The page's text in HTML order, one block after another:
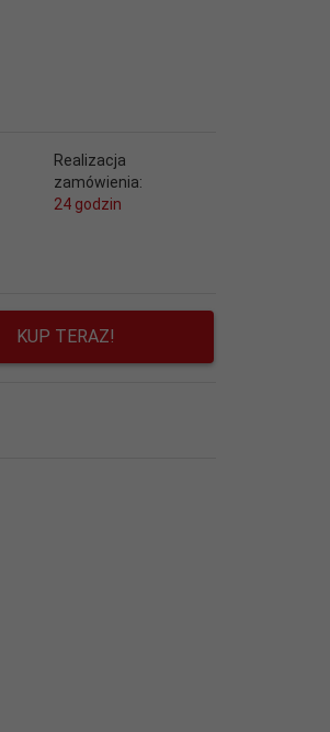
Realizacja
zamówienia:
24 godzin
KUP TERAZ!